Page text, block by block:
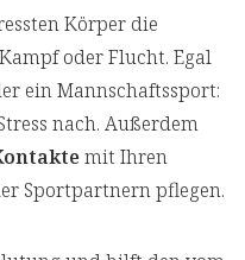
Körper die
oder Flucht. Egal
ein Mannschaftssport:
nach. Außerdem
mit Ihren
Sportpartnern pflegen.